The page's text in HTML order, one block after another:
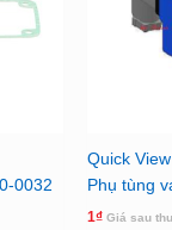
0032
Quick View
Phụ tùng
1₫ Giá sau